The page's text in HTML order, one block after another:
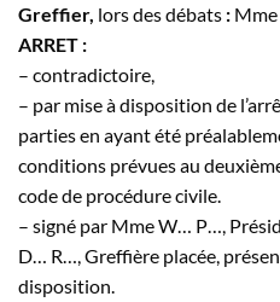
Greffier, lors des débats : Mme
ARRET :
– contradictoire,
– par mise à disposition de
parties en ayant été
conditions prévues au
code de procédure civile.
– signé par MmeW… P…,
D… R…, Greffière placée,
disposition.